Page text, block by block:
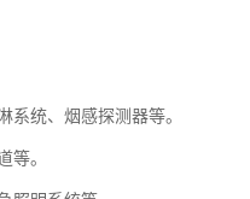
统、烟感探测器等。
等。